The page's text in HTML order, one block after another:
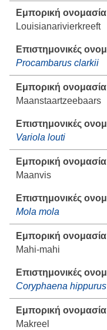
Louisianarivierkreeft
Procambarus clarkii
Maanstaartzeebaars
Variola louti
Maanvis
Mola mola
Mahi-mahi
Coryphaena hippurus
Makreel